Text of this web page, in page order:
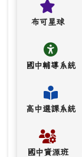
布可星球
國中輔導系統
高中選課系統
國中資源班